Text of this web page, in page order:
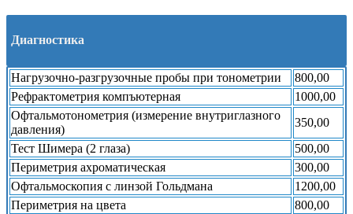
Диагностика
Нагрузочно-разгрузочные пробы при тонометрии
800,00
Рефрактометрия компъютерная
1000,00
Офтальмотонометрия (измерение внутриглазного
давления)
350,00
Тест Шимера (2 глаза)
500,00
Периметрия ахроматическая
300,00
Офтальмоскопия с линзой Гольдмана
1200,00
Периметрия на цвета
800,00